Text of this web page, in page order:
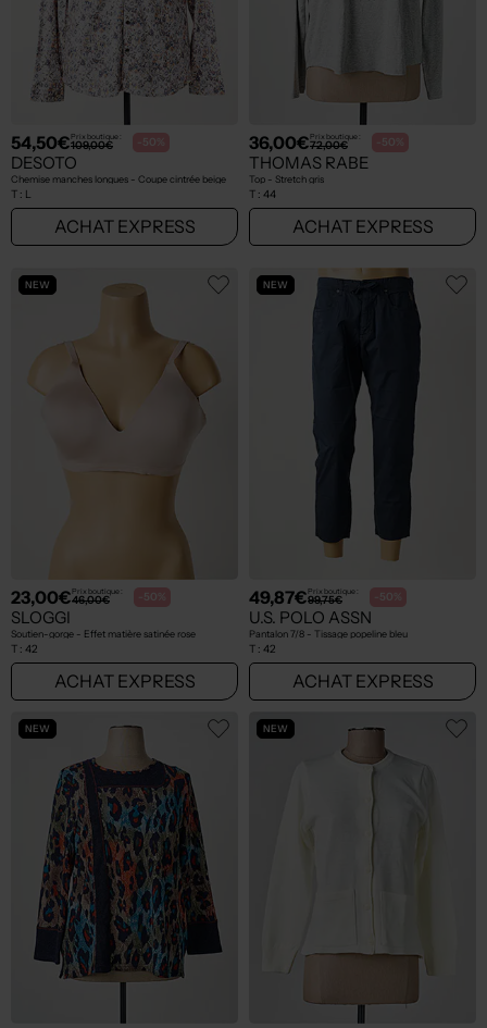
54,50€Prix boutique :
109,00€ -50%
DESOTO
Chemise manches longues - Coupe cintrée beige
T : L
ACHAT EXPRESS
36,00€Prix boutique :
72,00€ -50%
THOMAS RABE
Top - Stretch gris
T : 44
ACHAT EXPRESS
NEW
23,00€Prix boutique :
46,00€ -50%
SLOGGI
Soutien-gorge - Effet matière satinée rose
T : 42
ACHAT EXPRESS
NEW
49,87€Prix boutique :
99,75€ -50%
U.S. POLO ASSN
Pantalon 7/8 - Tissage popeline bleu
T : 42
ACHAT EXPRESS
NEW NEW